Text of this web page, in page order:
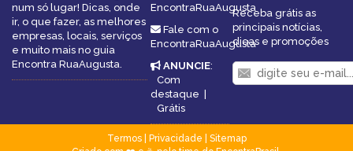
num só lugar! Dicas, onde
ir, o que fazer, as melhores
empresas, locais, serviços
e muito mais no guia
Encontra RuaAugusta.
EncontraRuaAugusta
Fale com o
EncontraRuaAugusta
ANUNCIE:
Com
destaque
Grátis
Receba grátis as
principais notícias,
dicas e promoções
Termos| Privacidade
Sitemap